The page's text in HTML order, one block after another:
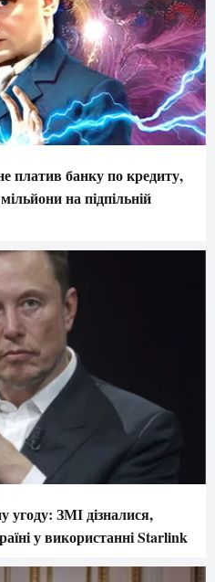
платив банку по кредиту,
на підпільній
угоду: ЗМІ дізналися,
у використанні Starlink